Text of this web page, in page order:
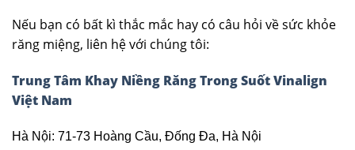
Nếu bạn có bất kì thắc mắc hay có câu hỏi về sức khỏe
răng miệng, liên hệ với chúng tôi:
Trung Tâm Khay Niềng Răng Trong Suốt Vinalign
Việt Nam
Hà Nội: 71-73 Hoàng Cầu, Đống Đa, Hà Nội